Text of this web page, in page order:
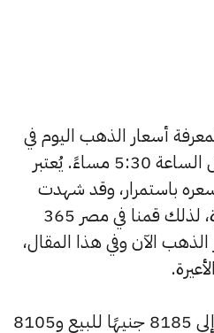
أسعار الذهب اليوم في
مصر ليوم الثلاثاء 14 أبريل الساعة 5:30 مساءً. يُعتبر
باستمرار، وقد شهدت
أسعار الذهب تغيرات كثيرة، لذلك قمنا في مصر 365
الذهب الآن وفي هذا المقال،
ارتفع سعر عيار 24 ليصل إلى 8185 جنيهًا للبيع و8105